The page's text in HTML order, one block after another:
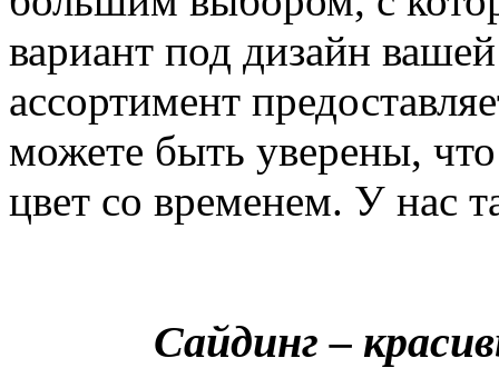
вариант под дизайн
ассортимент
можете быть уверены,
цвет со временем. У нас
Сайдинг –